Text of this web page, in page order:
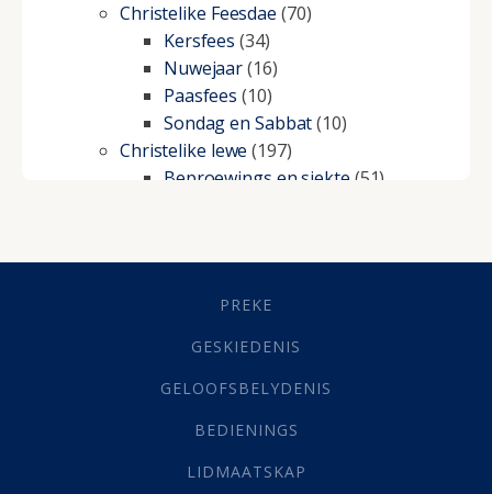
Christelike Feesdae (70)
Kersfees (34)
Nuwejaar(16)
Paasfees (10)
Sondag en Sabbat(10)
Christelike lewe (197)
Beproewings en siekte (51)
Geestelike Groei(10)
(21)
Grys Areas(4)
Lewensdoel(3)
Selfondersoek(1)
Werk(22)
PREKE
GESKIEDENIS
GELOOFSBELYDENIS
BEDIENINGS
LIDMAATSKAP